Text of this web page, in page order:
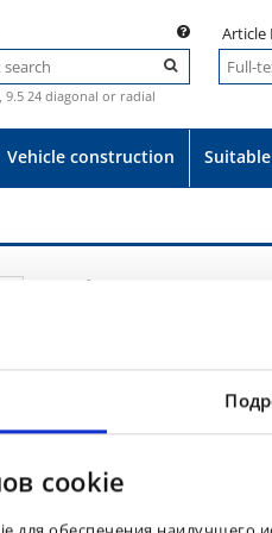
cookie
Article
9.5 24 diagonal or radial
Vehicle construction
Product-No.:
Tyre 620/60B34 BKT TR 461